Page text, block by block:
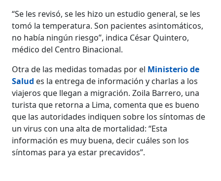
“Se les revisó, se les hizo un estudio general, se les
tomó la temperatura. Son pacientes asintomáticos,
no había ningún riesgo”, indica César Quintero,
médico del Centro Binacional.
Otra de las medidas tomadas por el Ministerio de
Salud es la entrega de información y charlas a los
viajeros que llegan a migración. Zoila Barrero, una
turista que retorna a Lima, comenta que es bueno
que las autoridades indiquen sobre los síntomas de
un virus con una alta de mortalidad: “Esta
información es muy buena, decir cuáles son los
síntomas para ya estar precavidos”.